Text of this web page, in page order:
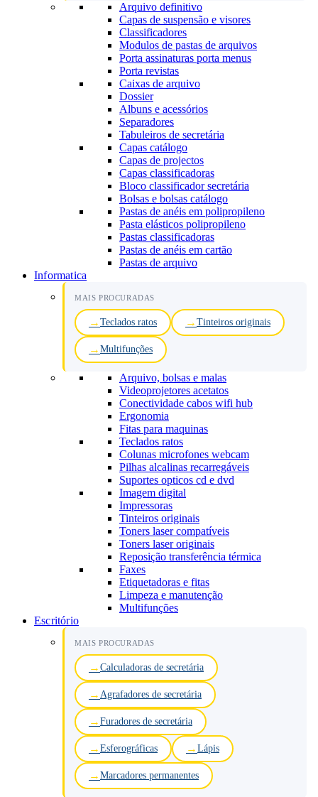
Arquivo definitivo
Capas de suspensão e visores
Classificadores
Modulos de pastas de arquivos
Porta assinaturas porta menus
Porta revistas
Caixas de arquivo
Dossier
Albuns e acessórios
Separadores
Tabuleiros de secretária
Capas catálogo
Capas de projectos
Capas classificadoras
Bloco classificador secretária
Bolsas e bolsas catálogo
Pastas de anéis em polipropileno
Pasta elásticos polipropileno
Pastas classificadoras
Pastas de anéis em cartão
Pastas de arquivo
Informatica
MAIS PROCURADAS
Teclados ratos Tinteiros originais
Multifunções
Arquivo, bolsas e malas
Videoprojetores acetatos
Conectividade cabos wifi hub
Ergonomia
Fitas para maquinas
Teclados ratos
Colunas microfones webcam
Pilhas alcalinas recarregáveis
Suportes opticos cd e dvd
Imagem digital
Impressoras
Tinteiros originais
Toners laser compatíveis
Toners laser originais
Reposição transferência térmica
Faxes
Etiquetadoras e fitas
Limpeza e manutenção
Multifunções
Escritório
MAIS PROCURADAS
Calculadoras de secretária
Agrafadores de secretária
Furadores de secretária
Esferográficas Lápis
Marcadores permanentes